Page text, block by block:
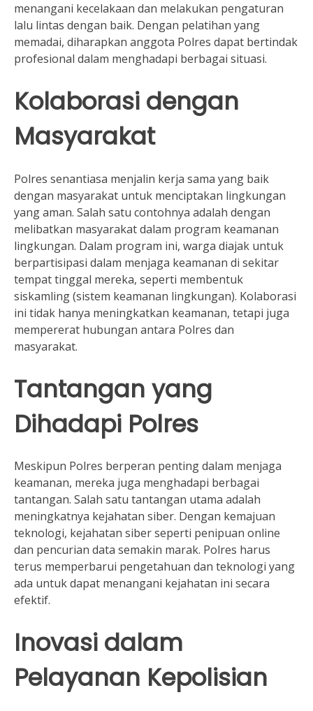
menangani kecelakaan dan melakukan pengaturan
lalu lintas dengan baik. Dengan pelatihan yang
memadai, diharapkan anggota Polres dapat bertindak
profesional dalam menghadapi berbagai situasi.
Kolaborasi dengan
Masyarakat
Polres senantiasa menjalin kerja sama yang baik
dengan masyarakat untuk menciptakan lingkungan
yang aman. Salah satu contohnya adalah dengan
melibatkan masyarakat dalam program keamanan
lingkungan. Dalam program ini, warga diajak untuk
berpartisipasi dalam menjaga keamanan di sekitar
tempat tinggal mereka, seperti membentuk
siskamling (sistem keamanan lingkungan). Kolaborasi
ini tidak hanya meningkatkan keamanan, tetapi juga
mempererat hubungan antara Polres dan
masyarakat.
Tantangan yang
Dihadapi Polres
Meskipun Polres berperan penting dalam menjaga
keamanan, mereka juga menghadapi berbagai
tantangan. Salah satu tantangan utama adalah
meningkatnya kejahatan siber. Dengan kemajuan
teknologi, kejahatan siber seperti penipuan online
dan pencurian data semakin marak. Polres harus
terus memperbarui pengetahuan dan teknologi yang
ada untuk dapat menangani kejahatan ini secara
efektif.
Inovasi dalam
Pelayanan Kepolisian